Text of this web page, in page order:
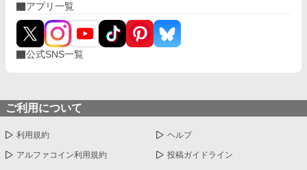
アプリ一覧
公式SNS一覧
ご利用について
利用規約 ヘルプ
アルファコイン利用規約 投稿ガイドライン